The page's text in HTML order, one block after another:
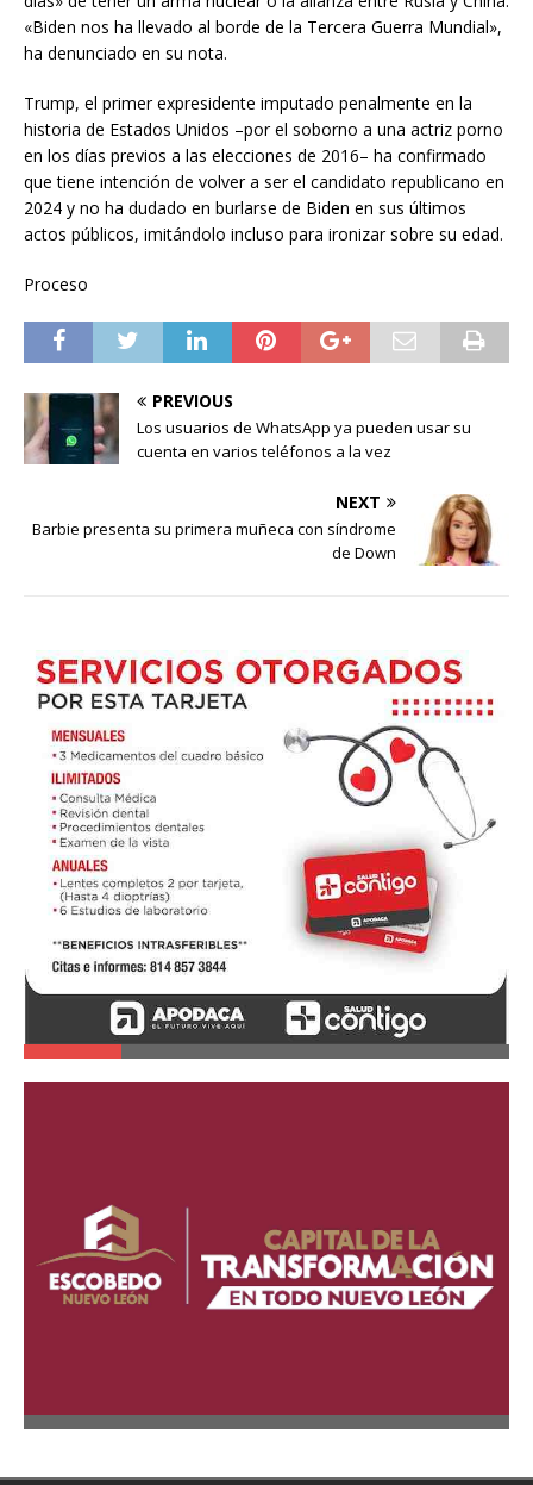
«Biden nos ha llevado al borde de la Tercera Guerra Mundial»,
ha denunciado en su nota.
Trump, el primer expresidente imputado penalmente en la
historia de Estados Unidos –por el soborno a una actriz porno
en los días previos a las elecciones de 2016– ha confirmado
que tiene intención de volver a ser el candidato republicano en
2024 y no ha dudado en burlarse de Biden en sus últimos
actos públicos, imitándolo incluso para ironizar sobre su edad.
Proceso
PREVIOUS
Los usuarios de WhatsApp ya pueden usar su
cuenta en varios teléfonos a la vez
NEXT
Barbie presenta su primera muñeca con síndrome
de Down